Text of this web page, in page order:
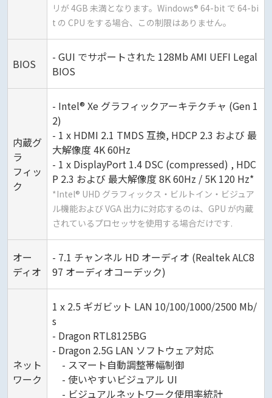
リが 4GB 未満となります。Windows® 64-bit で 64-bi
t の CPU をする場合、この制限はありません。
BIOS
- GUI でサポートされた 128Mb AMI UEFI Legal
BIOS
内蔵グ
ラ
フィッ
ク
- Intel® Xe グラフィックアーキテクチャ (Gen 1
2)
- 1 x HDMI 2.1 TMDS 互換, HDCP 2.3 および 最
大解像度 4K 60Hz
- 1 x DisplayPort 1.4 DSC (compressed) , HDC
P 2.3 および 最大解像度 8K 60Hz / 5K 120 Hz*
*Intel® UHD グラフィックス・ビルトイン・ビジュア
ル機能および VGA 出力に対応するのは、GPU が内蔵
されているプロセッサを使用する場合だけです.
オー
ディオ
- 7.1 チャンネル HD オーディオ (Realtek ALC8
97 オーディオコーデック)
ネット
ワーク
1 x 2.5 ギガビット LAN 10/100/1000/2500 Mb/
s
- Dragon RTL8125BG
- Dragon 2.5G LAN ソフトウェア対応
- スマート自動調整帯幅制御
- 使いやすいビジュアル UI
- ビジュアルネットワーク使用率統計